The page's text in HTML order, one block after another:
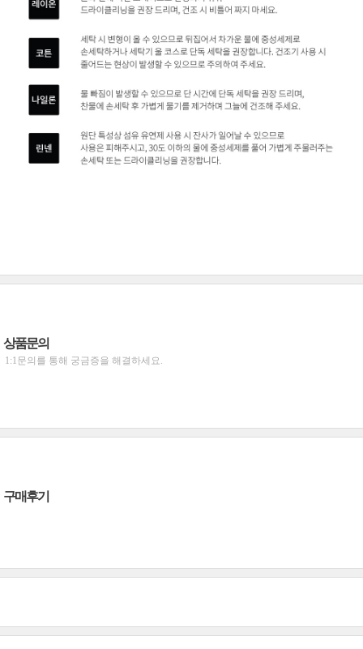
상품문의
1:1문의를 통해 궁금증을 해결하세요.
구매후기